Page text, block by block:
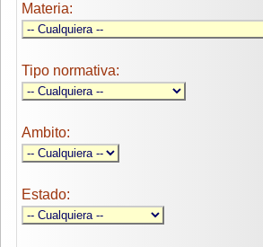
Materia:
Tipo normativa:
Ambito:
Estado: